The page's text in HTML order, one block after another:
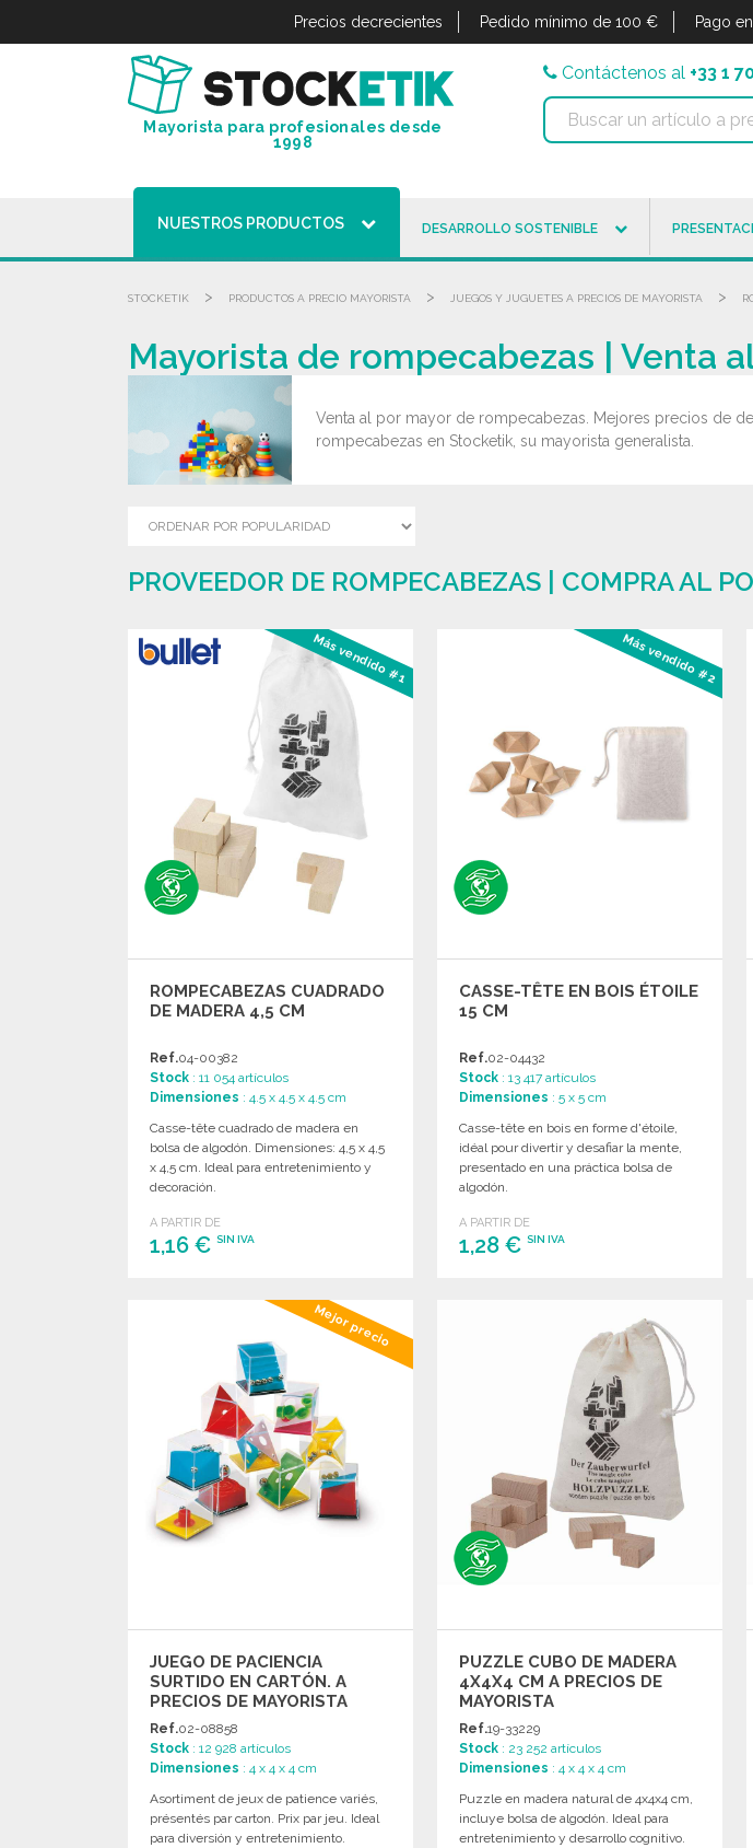
Precios decrecientes Pedido mínimo de 100 € Pago
Mayorista para profesionales desde
1998
Contáctenos al +33 1
NUESTROS PRODUCTOS DESARROLLO SOSTENIBLE
STOCKETIK > PRODUCTOS A PRECIO MAYORISTA > JUEGOS Y JUGUETES A PRECIOS DE MAYORISTA >
Mayorista de rompecabezas | Venta
Venta al por mayor de rompecabezas. Mejores precios de
rompecabezas en Stocketik, su mayorista generalista.
PROVEEDOR DE ROMPECABEZAS | COMPRA AL
Más vendido #1
ROMPECABEZAS CUADRADO
DE MADERA 4,5 CM
Ref.04-00382
Stock : 11 054 artículos
Dimensiones : 4.5 x 4.5 x 4.5 cm
Casse-tête cuadrado de madera en
bolsa de algodón. Dimensiones: 4,5 x 4,5
x 4,5 cm. Ideal para entretenimiento y
decoración.
A PARTIR DE
1,16 € SIN IVA
Solicitar un presupuesto
Más vendido #2
CASSE-TÊTE EN BOIS ÉTOILE
15 CM
Ref.02-04432
Stock : 13 417 artículos
Dimensiones : 5 x 5 cm
Casse-tête en bois en forme d'étoile,
idéal pour divertir y desafiar la mente,
presentado en una práctica bolsa de
algodón.
A PARTIR DE
1,28 €SIN IVA
Solicitar un presupuesto
Mejor precio
JUEGO DE PACIENCIA
SURTIDO EN CARTÓN. A
PRECIOS DE MAYORISTA
Ref.02-08858
Stock : 12 928 artículos
Dimensiones : 4 x 4 x 4 cm
Asortiment de jeux de patience variés,
présentés par carton. Prix par jeu. Ideal
para diversión y entretenimiento.
PUZZLE CUBO DE MADERA
4X4X4 CM A PRECIOS DE
MAYORISTA
Ref.19-33229
Stock : 23 252 artículos
Dimensiones : 4 x 4 x 4 cm
Puzzle en madera natural de 4x4x4 cm,
incluye bolsa de algodón. Ideal para
entretenimiento y desarrollo cognitivo.